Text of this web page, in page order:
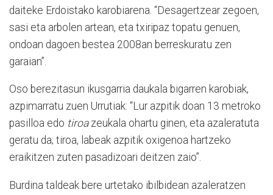
daiteke Erdoistako karobiarena. “Desagertzear zegoen,
sasi eta arbolen artean, eta txiripaz topatu genuen,
ondoan dagoen bestea 2008an berreskuratu zen
garaian”.
Oso berezitasun ikusgarria daukala bigarren karobiak,
azpimarratu zuen Urrutiak: “Lur azpitik doan 13 metroko
pasilloa edo tiroazeukala ohartu ginen, eta azaleratuta
geratu da; tiroa, labeak azpitik oxigenoa hartzeko
eraikitzen zuten pasadizoari deitzen zaio”.
Burdina taldeak bere urtetako ibilbidean azaleratzen